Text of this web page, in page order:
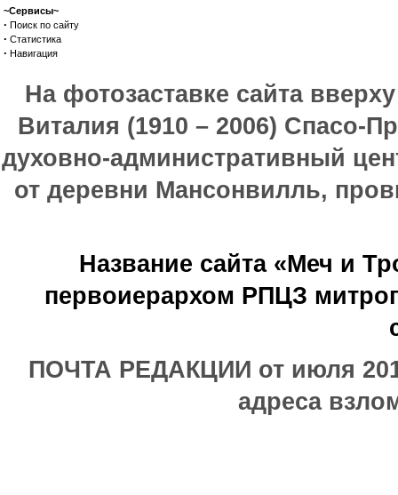
~Сервисы~
· Поиск по сайту
· Статистика
· Навигация
На фотозаставке сайта
Виталия (1910 – 2006) Спасо-
духовно-административный
от деревни Мансонвилль,
Название сайта «Меч и
первоиерархом РПЦЗ
ПОЧТА РЕДАКЦИИ от июля
адреса